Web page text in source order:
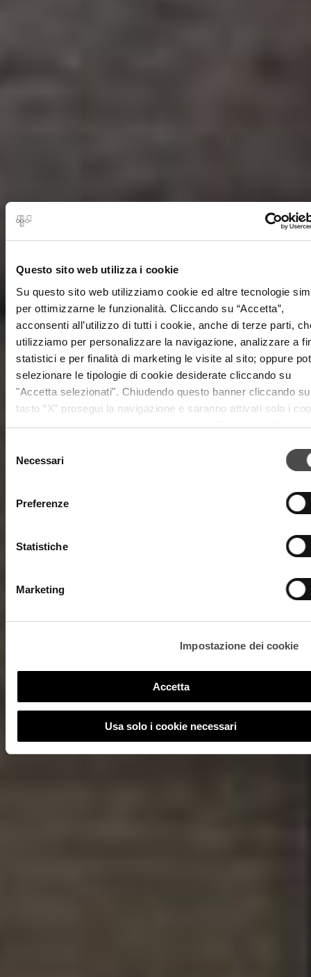
Questo sito web utilizza i cookie
Su questo sito web utilizziamo cookie ed altre tecnologie
per ottimizzarne le funzionalità. Cliccando su “Accetta”,
acconsenti all’utilizzo di tutti i cookie, anche di terze parti,
utilizziamo per personalizzare la navigazione, analizzare a
statistici e per finalità di marketing le visite al sito; oppure
selezionare le tipologie di cookie desiderate cliccando su
"Accetta selezionati". Chiudendo questo banner cliccando
tasto “X” prosegui la navigazione e saranno attivati solo i
tecnici necessari per la fruizione del sito. Potrai modificare le
dei cookie” a fine pagina. Per ulteriori informazioni ti
delNecessari
Preferenze
Statistiche
Marketing
Impostazione dei cookie
Accetta
Usa solo i cookie necessari